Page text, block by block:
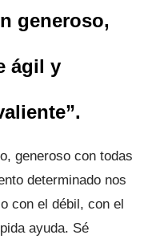
generoso,
ágil y
generoso con todas
determinado nos
con el débil, con el
ayuda. Sé